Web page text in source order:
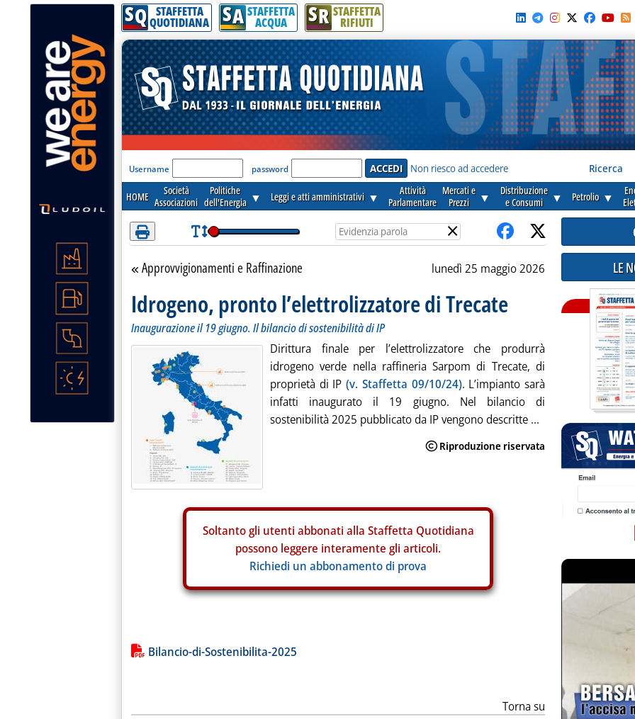
Attenzione! Esegui l'accesso per lèggere interamente la notizia.
SQ STAFFETTA
QUOTIDIANA SA STAFFETTA
ACQUA SR STAFFETTA
RIFIUTI
'Modulo Login per accedere'
Username password Non riesco ad accedere Ricerca
HOME
Società
Associazioni
Politiche
dell'Energia ▼ Leggi e atti amministrativi ▼
Attività
Parlamentare
Mercati e
Prezzi
▼
Distribuzione
e Consumi
▼ Petrolio ▼
×
Torna alla sezione
Approvvigionamenti e Raffinazione lunedì 25 maggio 2026
Idrogeno, pronto l’elettrolizzatore di Trecate
Inaugurazione il 19 giugno. Il bilancio di sostenibilità di IP
Dirittura finale per l’elettrolizzatore che produrrà
idrogeno verde nella raffineria Sarpom di Trecate, di
proprietà di IP(v. Staffetta 09/10/24). L’impianto sarà
infatti inaugurato il 19 giugno. Nel bilancio di
sostenibilità 2025 pubblicato da IP vengono descritte ...
Soltanto gli utenti abbonati alla Staffetta Quotidiana
possono leggere interamente gli articoli.
Richiedi un abbonamento di prova
Lista allegati PDF alla notizia
Bilancio-di-Sostenibilita-2025
Torna su
LE